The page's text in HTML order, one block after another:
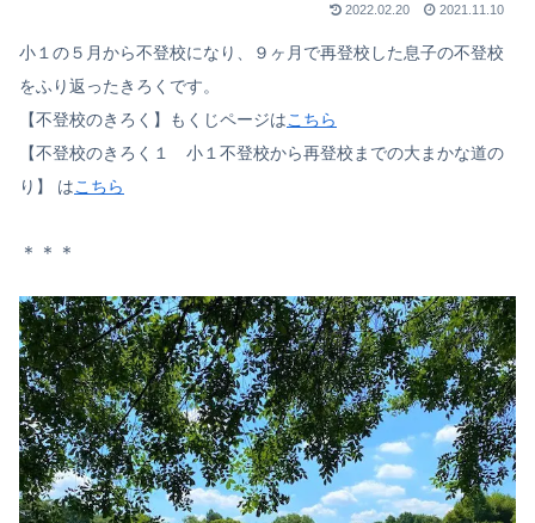
2022.02.20 2021.11.10
小１の５月から不登校になり、９ヶ月で再登校した息子の不登校
をふり返ったきろくです。
【不登校のきろく】もくじページはこちら
【不登校のきろく１ 小１不登校から再登校までの大まかな道の
り】 はこちら
＊＊＊